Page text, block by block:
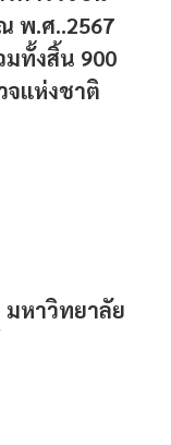
พ.ศ..2567
มทั้งสิ้น 900
จแห่งชาติ
มหาวิทยาลัย